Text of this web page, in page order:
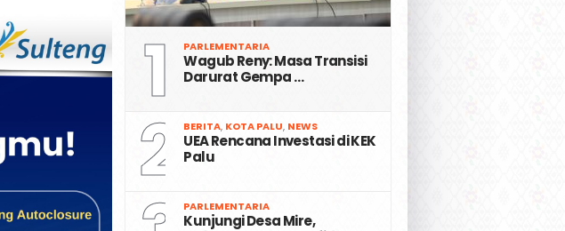
1 PARLEMENTARIA
Wagub Reny: Masa Transisi
Darurat Gempa …
2 BERITA, KOTA PALU, NEWS
UEA Rencana Investasi di KEK
Palu
PARLEMENTARIA
Kunjungi Desa Mire,